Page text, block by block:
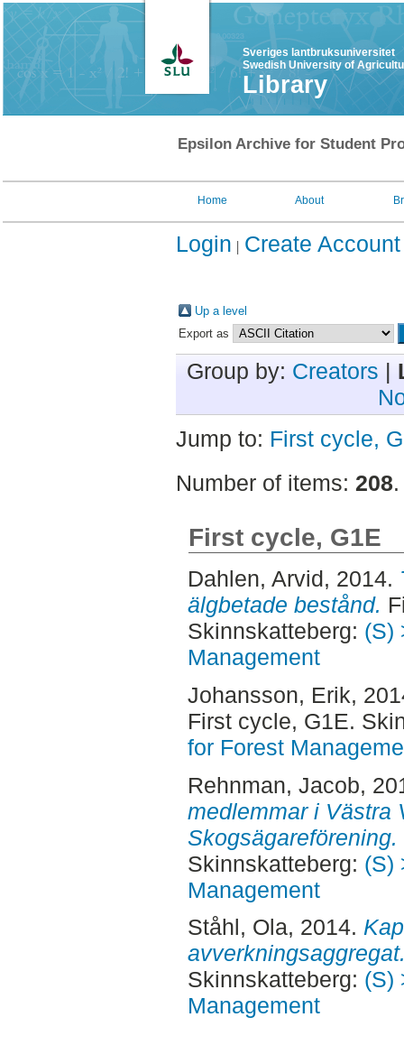
Sveriges lantbruksuniversitet
Swedish University of
Library
Epsilon Archive for Student
Home About
Login Create Account
Up a level
Export as
Group by: Creators |
Jump to: First cycle,
Number of items: 208.
First cycle, G1E
Dahlen, Arvid, 2014.
älgbetade bestånd.
Skinnskatteberg: (S)
Management
Johansson, Erik,
First cycle, G1E.
for Forest
Rehnman, Jacob,
medlemmar i Västra
Skogsägareförening.
Skinnskatteberg: (S)
Management
Ståhl, Ola, 2014.
Skinnskatteberg: (S)
Management